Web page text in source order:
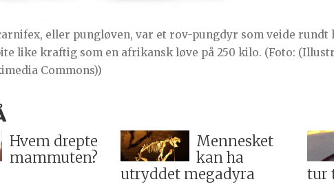
eller pungløven, var et rov-pungdyr som veide rundt
like kraftig som en afrikansk løve på 250 kilo. (Foto:
Commons))
Hvem drepte
mammuten?
Mennesket
kan ha
utryddet megadyra
tur